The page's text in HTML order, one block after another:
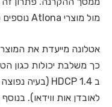
מול מוצרי Atlona נוספים כגון ממתגי 3:1 או ממתגי 2:1.
אטלונה מייעדת את המוצר